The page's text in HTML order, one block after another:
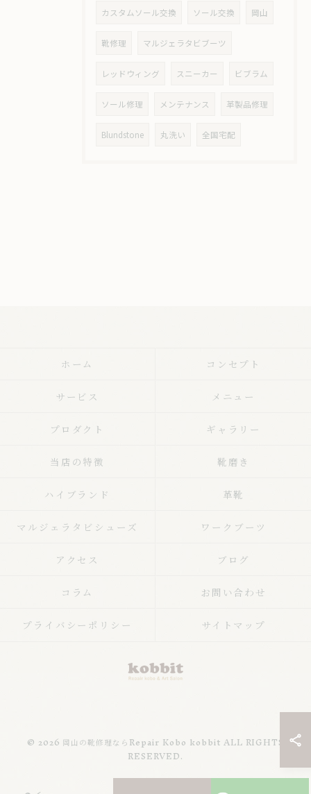
カスタムソール交換 ソール交換 岡山
靴修理 マルジェラタビブーツ
レッドウィング スニーカー ビブラム
ソール修理 メンテナンス 革製品修理
Blundstone 丸洗い 全国宅配
ホーム
コンセプト
サービス
メニュー
プロダクト
ギャラリー
当店の特徴
靴磨き
ハイブランド
革靴
マルジェラタビシューズ
ワークブーツ
アクセス
ブログ
コラム
お問い合わせ
プライバシーポリシー
サイトマップ
© 2026 岡山の靴修理ならRepair Kobo kobbit ALL RIGHTS
RESERVED.